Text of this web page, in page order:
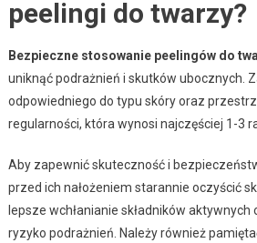
peelingi do twarzy?
Bezpieczne stosowanie peelingów do
uniknąć podrażnień i skutków ubocznych.
odpowiedniego do typu skóry oraz
regularności, która wynosi najczęściej 1-3
Aby zapewnić skuteczność i
przed ich nałożeniem starannie oczyścić
lepsze wchłanianie składników
ryzyko podrażnień. Należy również